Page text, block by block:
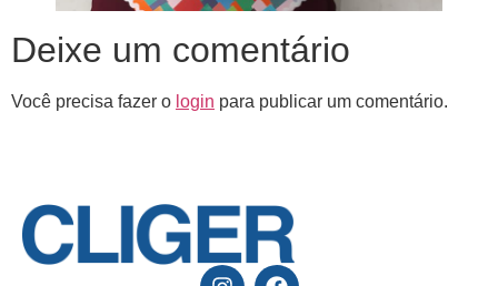
Deixe um comentário
Você precisa fazer o login para publicar um comentário.